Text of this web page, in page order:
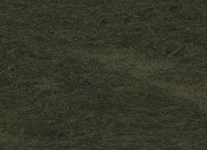
aus
Wetter Weyer
Weyer auf Social Media